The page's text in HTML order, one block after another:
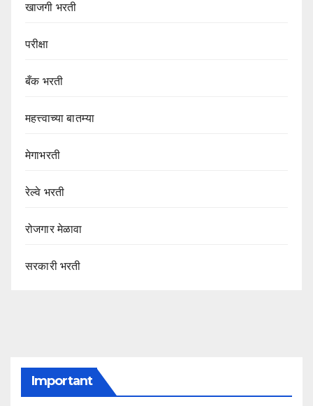
खाजगी भरती
परीक्षा
बँक भरती
महत्त्वाच्या बातम्या
मेगाभरती
रेल्वे भरती
रोजगार मेळावा
सरकारी भरती
Important